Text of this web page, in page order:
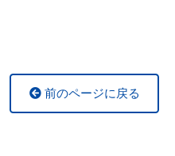
前のページに戻る